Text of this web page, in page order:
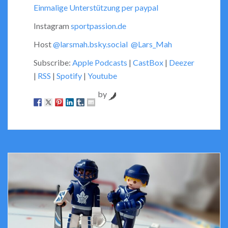
Einmalige Unterstützung per paypal
Instagram sportpassion.de
Host@larsmah.bsky.social @Lars_Mah
Subscribe: Apple Podcasts | CastBox | Deezer
| RSS | Spotify | Youtube
by